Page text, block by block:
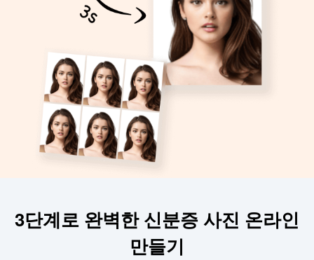
3단계로 완벽한 신분증 사진 온라인
만들기